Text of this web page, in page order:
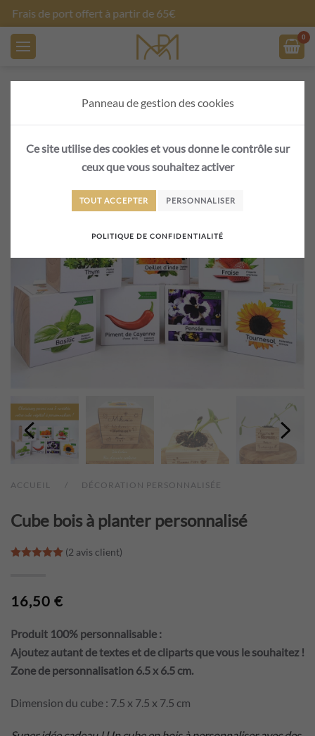
Panneau de gestion des cookies
Ce site utilise des cookies et vous donne le contrôle sur
ceux que vous souhaitez activer
TOUT ACCEPTER PERSONNALISER
POLITIQUE DE CONFIDENTIALITÉ
Skip to main content
Créez vos objets personnalisés
ACCUEIL DÉCORATION PERSONNALISÉE
Cube bois à planter personnalisé
Noté5.00sur 5 basé sur
2(2 avis client)
16,50 €
Produit 100% personnalisable :
Ajoutez autant de textes et de cliparts que vous le souhaitez !
Zone de personnalisation 6.5 x 6.5 cm.
Dimension du cube : 7.5 x 7.5 x 7.5 cm